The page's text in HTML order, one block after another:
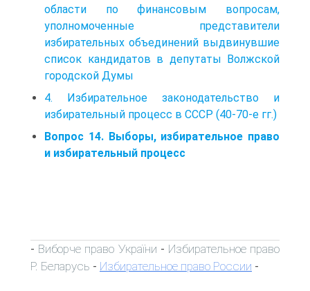
области по финансовым вопросам,
уполномоченные представители
избирательных объединений выдвинувшие
список кандидатов в депутаты Волжской
городской Думы
4. Избирательное законодательство и
избирательный процесс в СССР (40-70-е гг.)
Вопрос 14. Выборы, избирательное право
и избирательный процесс
- Виборче право України - Избирательное право
Р. Беларусь - Избирательное право России -